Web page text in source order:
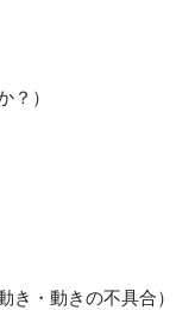
？）
き・動きの不具合）